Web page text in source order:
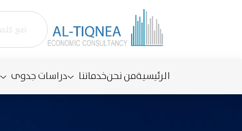
الرئيسيةمن نحنخدماتنا دراسات جدوى